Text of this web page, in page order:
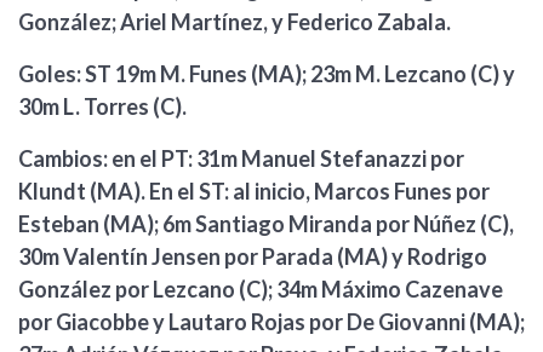
González; Ariel Martínez, y Federico Zabala.
Goles: ST 19m M. Funes (MA); 23m M. Lezcano (C) y
30m L. Torres (C).
Cambios: en el PT: 31m Manuel Stefanazzi por
Klundt (MA). En el ST: al inicio, Marcos Funes por
Esteban (MA); 6m Santiago Miranda por Núñez (C),
30m Valentín Jensen por Parada (MA) y Rodrigo
González por Lezcano (C); 34m Máximo Cazenave
por Giacobbe y Lautaro Rojas por De Giovanni (MA);